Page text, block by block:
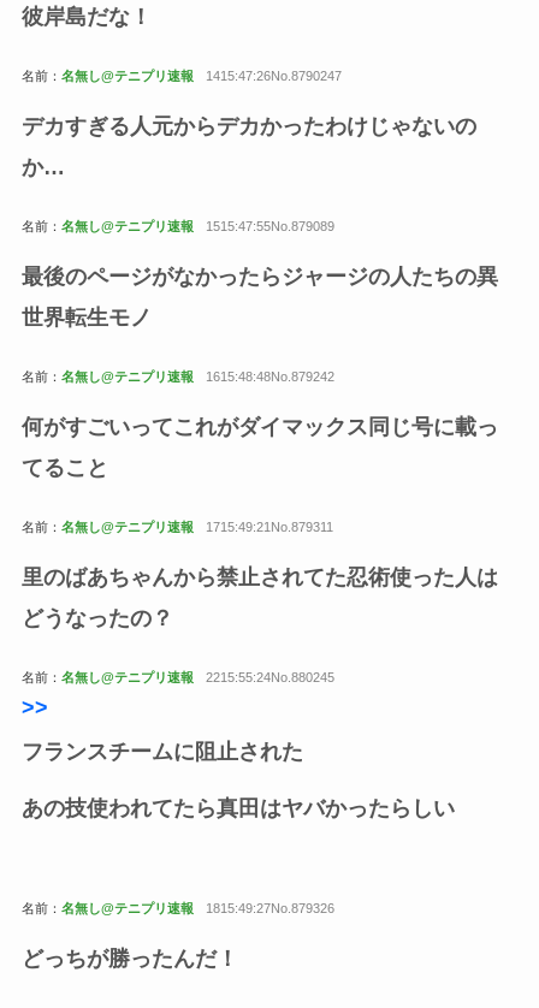
彼岸島だな！
名前： 名無し@テニプリ速報 1415:47:26No.8790247
デカすぎる人元からデカかったわけじゃないの
か…
名前： 名無し@テニプリ速報 1515:47:55No.879089
最後のページがなかったらジャージの人たちの異
世界転生モノ
名前： 名無し@テニプリ速報 1615:48:48No.879242
何がすごいってこれがダイマックス同じ号に載っ
てること
名前： 名無し@テニプリ速報 1715:49:21No.879311
里のばあちゃんから禁止されてた忍術使った人は
どうなったの？
名前： 名無し@テニプリ速報 2215:55:24No.880245
>>
フランスチームに阻止された
あの技使われてたら真田はヤバかったらしい
名前： 名無し@テニプリ速報 1815:49:27No.879326
どっちが勝ったんだ！